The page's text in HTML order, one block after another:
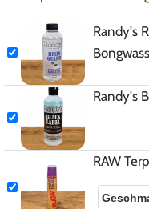
Randy's
Randy's
RAW